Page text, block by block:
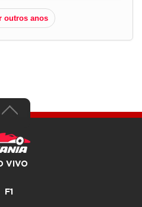
outros anos
VIVO
F1